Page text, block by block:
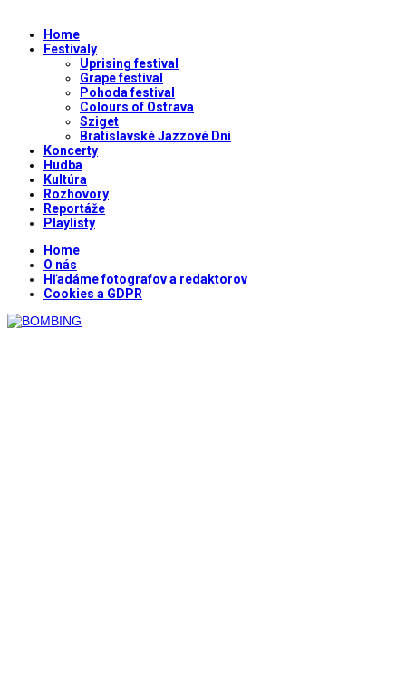
Home
Festivaly
Uprising festival
Grape festival
Pohoda festival
Colours of Ostrava
Sziget
Bratislavské Jazzové Dni
Koncerty
Hudba
Kultúra
Rozhovory
Reportáže
Playlisty
Home
O nás
Hľadáme fotografov a redaktorov
Cookies a GDPR